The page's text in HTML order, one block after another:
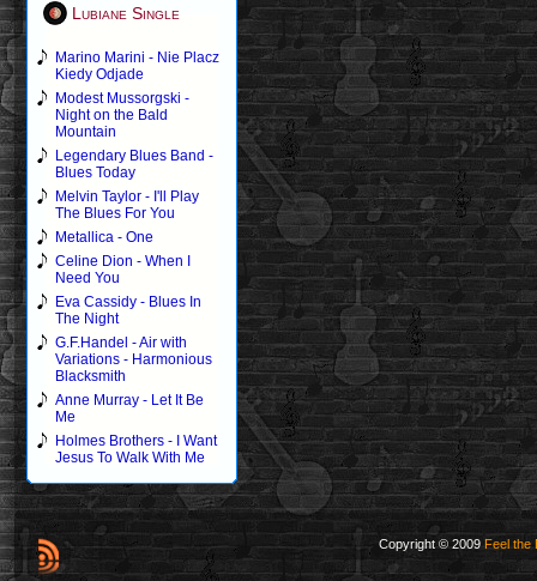
Lubiane Single
Marino Marini - Nie Placz
Kiedy Odjade
Modest Mussorgski -
Night on the Bald
Mountain
Legendary Blues Band -
Blues Today
Melvin Taylor - I'll Play
The Blues For You
Metallica - One
Celine Dion - When I
Need You
Eva Cassidy - Blues In
The Night
G.F.Handel - Air with
Variations - Harmonious
Blacksmith
Anne Murray - Let It Be
Me
Holmes Brothers - I Want
Jesus To Walk With Me
Copyright © 2009 Feel the